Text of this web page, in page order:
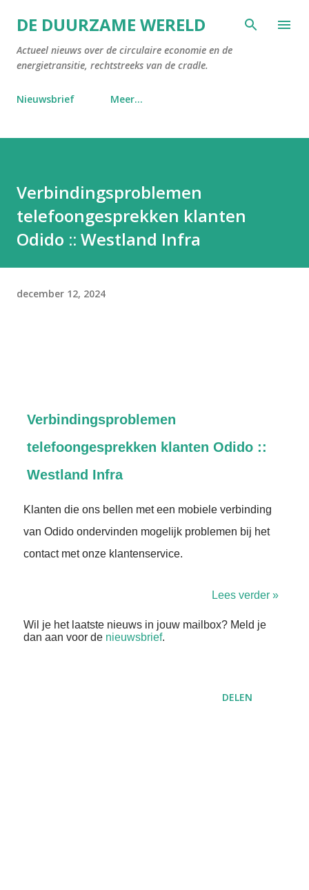
Doorgaan naar hoofdcontent
DE DUURZAME WERELD
Actueel nieuws over de circulaire economie en de
energietransitie, rechtstreeks van de cradle.
Nieuwsbrief Meer…
Verbindingsproblemen
telefoongesprekken klanten
Odido :: Westland Infra
december 12, 2024
Verbindingsproblemen
telefoongesprekken klanten Odido ::
Westland Infra
Klanten die ons bellen met een mobiele verbinding
van Odido ondervinden mogelijk problemen bij het
contact met onze klantenservice.
Lees verder »
Wil je het laatste nieuws in jouw mailbox? Meld je
dan aan voor de nieuwsbrief.
DELEN